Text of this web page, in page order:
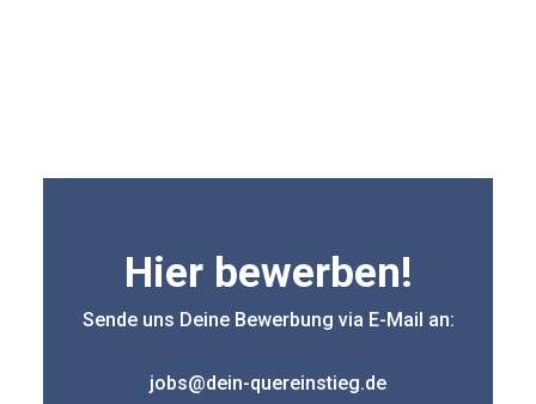
Hier bewerben!
Sende uns Deine Bewerbung via E-Mail an:
jobs@dein-quereinstieg.de